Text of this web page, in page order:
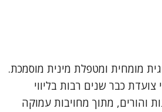
מומחית ומטפלת מינית מוסמכת.
כבר שנים רבות בליווי
והורים, מתוך מחויבות עמוקה